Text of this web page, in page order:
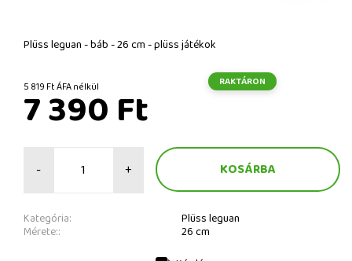
Plüss leguan - báb - 26 cm - plüss játékok
5 819 Ft ÁFA nélkül RAKTÁRON
7 390 Ft
- +
Kategória: Plüss leguan
Mérete:: 26 cm